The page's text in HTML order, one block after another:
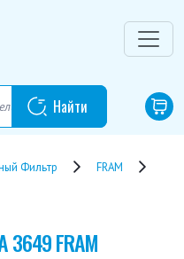
Фильтр
FRAM
3649 FRAM